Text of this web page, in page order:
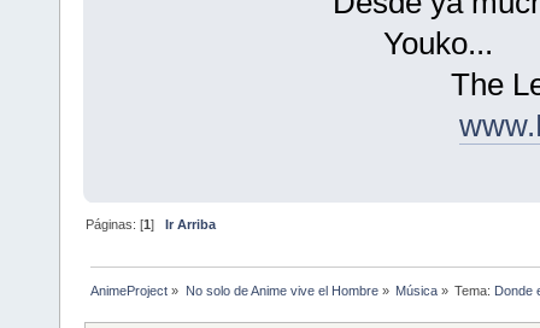
Youko...
The
Páginas: [1]Ir Arriba
AnimeProject » No solo de Anime vive el Hombre» Música» Tema: Donde